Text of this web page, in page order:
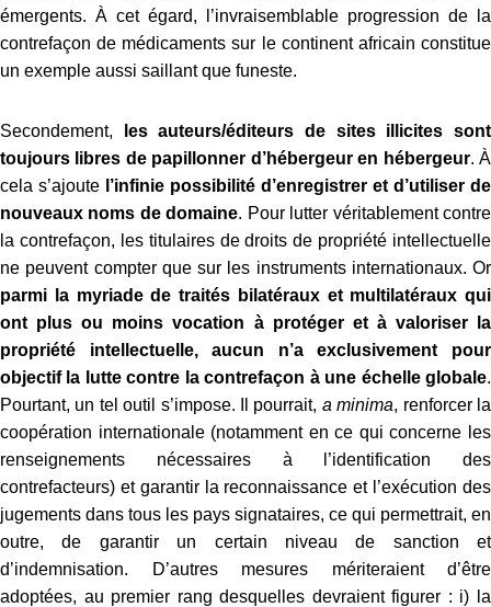
émergents. À cet égard, l’invraisemblable progression de la
contrefaçon de médicaments sur le continent africain constitue
un exemple aussi saillant que funeste.
Secondement,
les auteurs/éditeurs de sites illicites sont
toujours libres de papillonner d’hébergeur en hébergeur. À
cela s’ajoute l’infinie possibilité d’enregistrer et d’utiliser de
nouveaux noms de domaine. Pour lutter véritablement contre
la contrefaçon, les titulaires de droits de propriété intellectuelle
ne peuvent compter que sur les instruments internationaux. Or
parmi la myriade de traités bilatéraux et multilatéraux qui
ont plus ou moins vocation à protéger et à valoriser la
propriété intellectuelle, aucun n’a exclusivement pour
objectif la lutte contre la contrefaçon à une échelle globale.
Pourtant, un tel outil s’impose. Il pourrait, a minima, renforcer la
coopération internationale (notamment en ce qui concerne les
renseignements nécessaires à l’identification des
contrefacteurs) et garantir la reconnaissance et l’exécution des
jugements dans tous les pays signataires, ce qui permettrait, en
outre, de garantir un certain niveau de sanction et
d’indemnisation. D’autres mesures mériteraient d’être
adoptées, au premier rang desquelles devraient figurer : i) la